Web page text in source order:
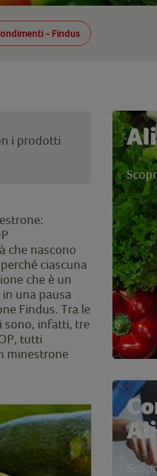
- Findus
i prodotti
che nascono
ciascuna
che è un
una pausa
Findus. Tra le
sono, infatti, tre
tutti
minestrone